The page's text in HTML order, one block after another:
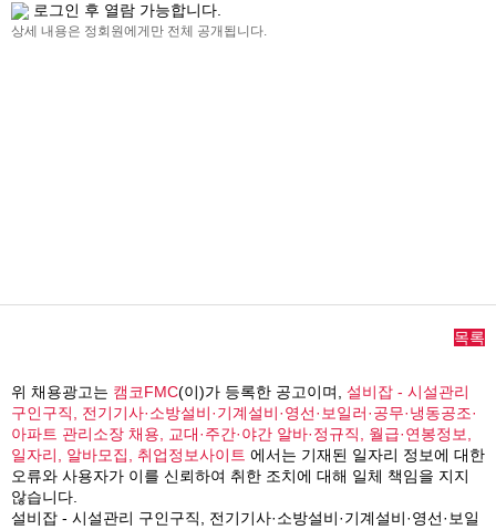
로그인 후 열람 가능합니다.
상세 내용은 정회원에게만 전체 공개됩니다.
목록
위 채용광고는 캠코FMC(이)가 등록한 공고이며, 설비잡 - 시설관리
구인구직, 전기기사·소방설비·기계설비·영선·보일러·공무·냉동공조·
아파트 관리소장 채용, 교대·주간·야간 알바·정규직, 월급·연봉정보,
일자리, 알바모집, 취업정보사이트 에서는 기재된 일자리 정보에 대한
오류와 사용자가 이를 신뢰하여 취한 조치에 대해 일체 책임을 지지
않습니다.
설비잡 - 시설관리 구인구직, 전기기사·소방설비·기계설비·영선·보일